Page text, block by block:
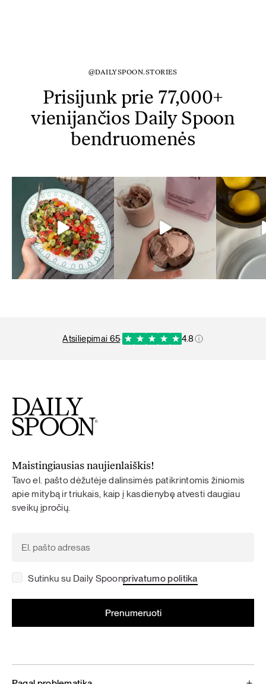
@DAILYSPOON.STORIES
Prisijunk prie 77,000+
vienijančios Daily Spoon
bendruomenės
atsiliepimai 65· 4.8
Maistingiausias naujienlaiškis!
Tavo el. pašto dėžutėje dalinsimės patikrintomis žiniomis
apie mitybą ir triukais, kaip į kasdienybę atvesti daugiau
sveikų įpročių.
Sutinku su Daily Spoonprivatumo politika